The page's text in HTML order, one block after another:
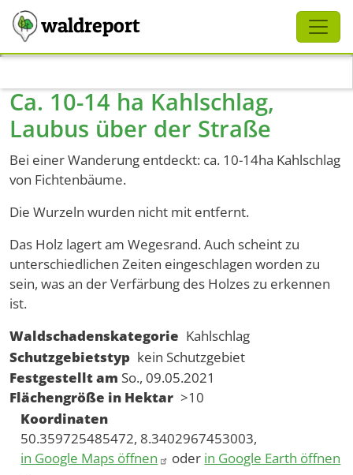
waldreport
Ca. 10-14 ha Kahlschlag,
Laubus über der Straße
Bei einer Wanderung entdeckt: ca. 10-14ha Kahlschlag
von Fichtenbäume.
Die Wurzeln wurden nicht mit entfernt.
Das Holz lagert am Wegesrand. Auch scheint zu
unterschiedlichen Zeiten eingeschlagen worden zu
sein, was an der Verfärbung des Holzes zu erkennen
ist.
Waldschadenskategorie Kahlschlag
Schutzgebietstyp kein Schutzgebiet
Festgestellt am So., 09.05.2021
Flächengröße in Hektar >10
Koordinaten
50.359725485472, 8.3402967453003,
in Google Maps öffnen
oder in Google Earth öffnen
Schliessen